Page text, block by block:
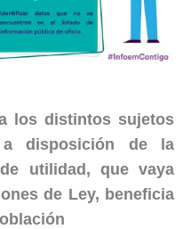
los distintos sujetos
disposición de la
utilidad, que vaya
de Ley, beneficia